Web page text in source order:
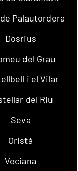
Palautordera
Dosrius
del Grau
i el Vilar
del Riu
Seva
Oristà
Veciana